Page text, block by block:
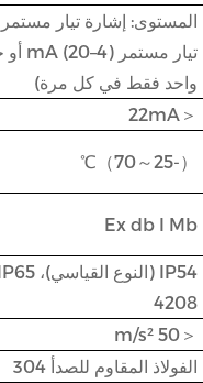
واحد فقط في كل مرة)
＜22mA
（-25～70）℃
Ex db I Mb
4208
＜50 m/s²
الفولاذ المقاوم للصدأ 304